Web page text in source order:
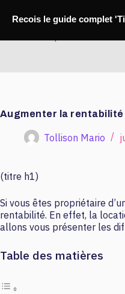
Augmenter la rentabilité
Tollison Mario
(titre h1)
Si vous êtes propriétaire
rentabilité. En effet, la
allons vous présenter les
Table des matières
Recois le guide complet